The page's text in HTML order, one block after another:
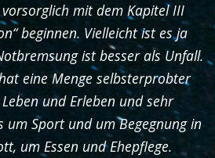
mit dem Kapitel III
beginnen. Vielleicht ist es ja
ist besser als Unfall.
eine Menge selbsterprobter
und Erleben und sehr
um Sport und um Begegnung in
um Essen und Ehepflege.